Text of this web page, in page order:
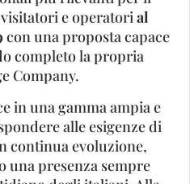
e operatorial
con una proposta capace
completo la propria
Company.
in una gamma ampia e
alle esigenze di
continua evoluzione,
una presenza sempre